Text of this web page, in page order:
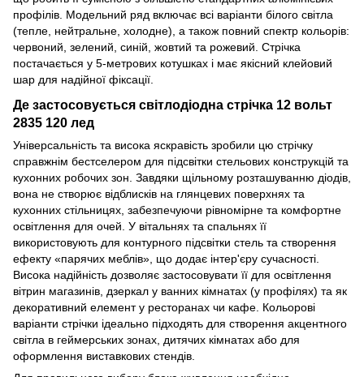
профілів. Модельний ряд включає всі варіанти білого світла
(тепле, нейтральне, холодне), а також повний спектр кольорів:
червоний, зелений, синій, жовтий та рожевий. Стрічка
постачається у 5-метрових котушках і має якісний клейовий
шар для надійної фіксації.
Де застосовується світлодіодна стрічка 12 вольт
2835 120 лед
Універсальність та висока яскравість зробили цю стрічку
справжнім бестселером для підсвітки стельових конструкцій та
кухонних робочих зон. Завдяки щільному розташуванню діодів,
вона не створює відблисків на глянцевих поверхнях та
кухонних стільницях, забезпечуючи рівномірне та комфортне
освітлення для очей. У вітальнях та спальнях її
використовують для контурного підсвітки стель та створення
ефекту «парячих меблів», що додає інтер'єру сучасності.
Висока надійність дозволяє застосовувати її для освітлення
вітрин магазинів, дзеркал у ванних кімнатах (у профілях) та як
декоративний елемент у ресторанах чи кафе. Кольорові
варіанти стрічки ідеально підходять для створення акцентного
світла в геймерських зонах, дитячих кімнатах або для
оформлення виставкових стендів.